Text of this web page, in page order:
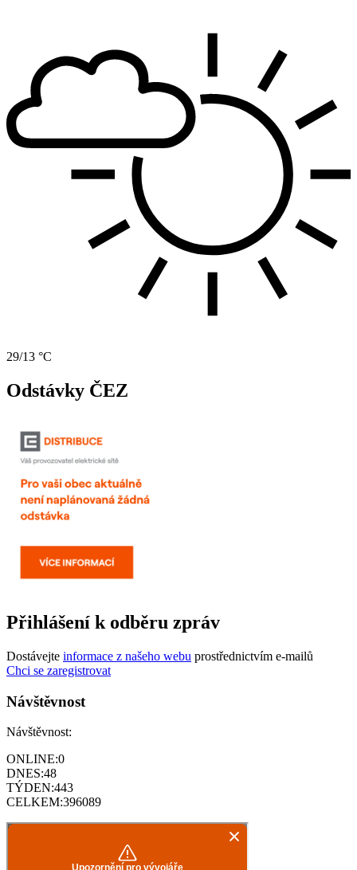
29/13 °C
Odstávky ČEZ
Přihlášení k odběru zpráv
Dostávejte informace z našeho webu prostřednictvím e-mailů
Chci se zaregistrovat
Návštěvnost
Návštěvnost:
ONLINE:0
DNES:48
TÝDEN:443
CELKEM:396089